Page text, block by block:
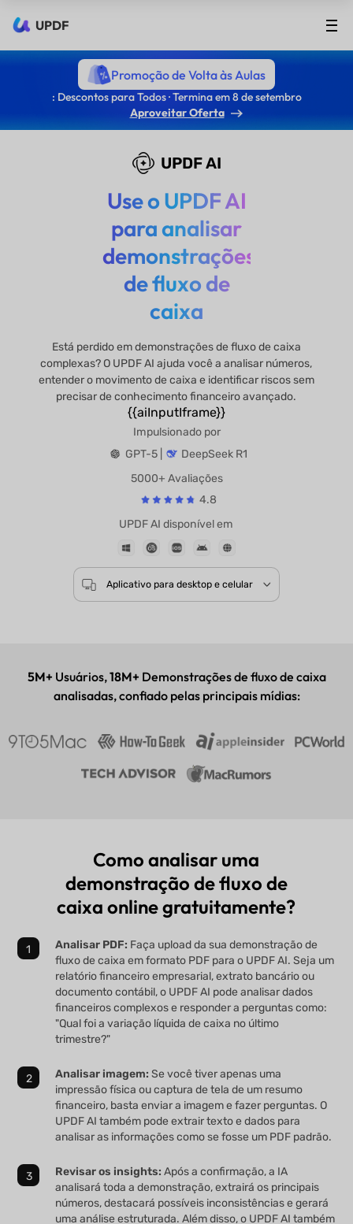
UPDF
Promoção de Volta às Aulas
: Descontos para Todos · Termina em 8 de setembro
Aproveitar Oferta
UPDF AI
Use o UPDF AI
para analisar
demonstrações
de fluxo de
caixa
Está perdido em demonstrações de fluxo de caixa
complexas? O UPDF AI ajuda você a analisar números,
entender o movimento de caixa e identificar riscos sem
precisar de conhecimento financeiro avançado.
{{aiInputIframe}}
5000+ Avaliações
4.8
5M+ Usuários,18M+ Demonstrações de fluxo de caixa
analisadas, confiado pelas principais mídias:
Como analisar uma
demonstração de fluxo de
caixa online gratuitamente?
Analisar PDF: Faça upload da sua demonstração de
fluxo de caixa em formato PDF para o UPDF AI. Seja um
relatório financeiro empresarial, extrato bancário ou
documento contábil, o UPDF AI pode analisar dados
financeiros complexos e responder a perguntas como:
"Qual foi a variação líquida de caixa no último
trimestre?"
Analisar imagem: Se você tiver apenas uma
impressão física ou captura de tela de um resumo
financeiro, basta enviar a imagem e fazer perguntas. O
UPDF AI também pode extrair texto e dados para
analisar as informações como se fosse um PDF padrão.
Revisar os insights: Após a confirmação, a IA
analisará toda a demonstração, extrairá os principais
números, destacará possíveis inconsistências e gerará
uma análise estruturada. Além disso, o UPDF AI também